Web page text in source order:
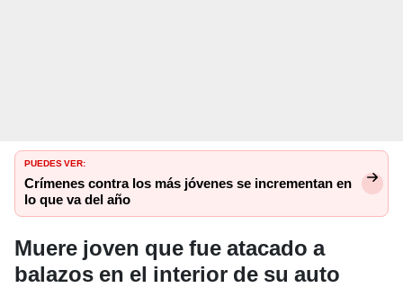
Puedes ver:
Crímenes contra los más jóvenes se incrementan en
lo que va del año
Muere joven que fue atacado a
balazos en el interior de su auto